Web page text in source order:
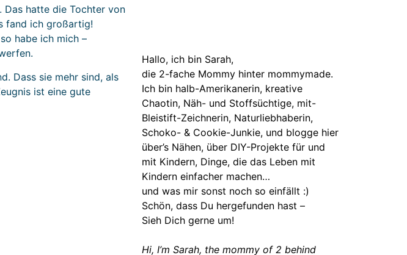
Hallo, ich bin Sarah,
die 2-fache Mommy hinter mommymade.
Ich bin halb-Amerikanerin, kreative
Chaotin, Näh- und Stoffsüchtige, mit-
Bleistift-Zeichnerin, Naturliebhaberin,
Schoko- & Cookie-Junkie, und blogge hier
über’s Nähen, über DIY-Projekte für und
mit Kindern, Dinge, die das Leben mit
Kindern einfacher machen…
und was mir sonst noch so einfällt :)
Schön, dass Du hergefunden hast –
Sieh Dich gerne um!
Hi, I’m Sarah, the mommy of 2 behind
Das hatte die Tochter von
fand ich großartig!
habe ich mich –
Dass sie mehr sind, als
ist eine gute